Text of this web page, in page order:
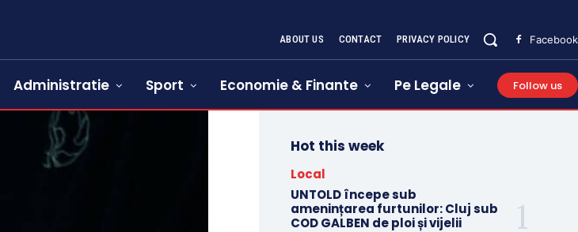
ABOUT US CONTACT PRIVACY POLICY Facebook
Administratie Sport Economie & Finante Pe Legale Follow us
Hot this week
Local
UNTOLD începe sub
amenințarea furtunilor: Cluj sub
COD GALBEN de ploi și vijelii